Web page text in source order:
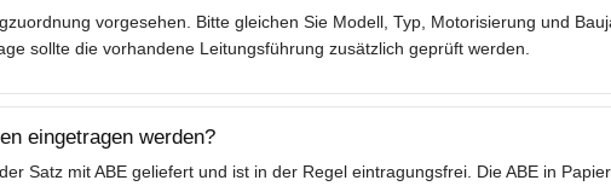
vorgesehen. Bitte gleichen Sie Modell, Typ, Motorisierung und
sollte die vorhandene Leitungsführung zusätzlich geprüft werden.
eingetragen werden?
Satz mit ABE geliefert und ist in der Regel eintragungsfrei. Die ABE in